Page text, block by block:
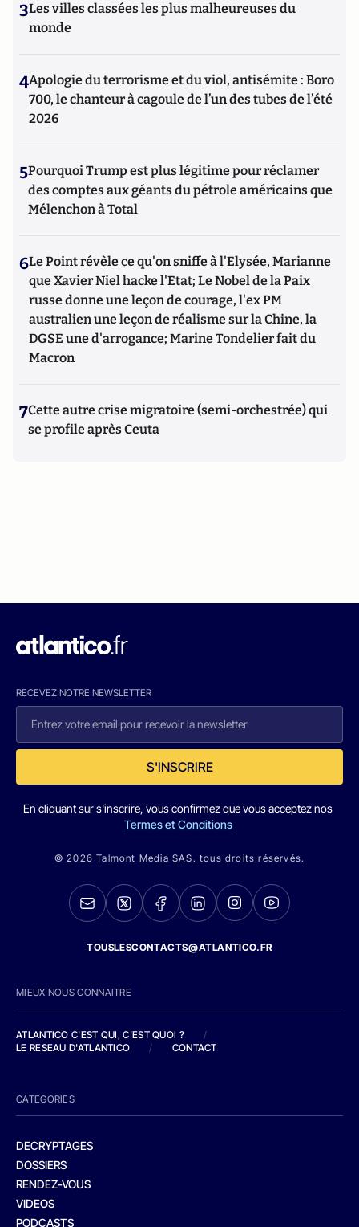
3Les villes classées les plus malheureuses du
monde
4Apologie du terrorisme et du viol, antisémite : Boro
700, le chanteur à cagoule de l’un des tubes de l’été
2026
5Pourquoi Trump est plus légitime pour réclamer
des comptes aux géants du pétrole américains que
Mélenchon à Total
6Le Point révèle ce qu'on sniffe à l'Elysée, Marianne
que Xavier Niel hacke l'Etat; Le Nobel de la Paix
russe donne une leçon de courage, l'ex PM
australien une leçon de réalisme sur la Chine, la
DGSE une d'arrogance; Marine Tondelier fait du
Macron
7Cette autre crise migratoire (semi-orchestrée) qui
se profile après Ceuta
RECEVEZ NOTRE NEWSLETTER
S'INSCRIRE
En cliquant sur s'inscrire, vous confirmez que vous acceptez nos
Termes et Conditions
© 2026 Talmont Media SAS. tous droits réservés.
TOUSLESCONTACTS@ATLANTICO.FR
MIEUX NOUS CONNAITRE
ATLANTICO C'EST QUI, C'EST QUOI ?
/
LE RESEAU D'ATLANTICO
/ CONTACT
CATEGORIES
DECRYPTAGES
DOSSIERS
RENDEZ-VOUS
VIDEOS
PODCASTS